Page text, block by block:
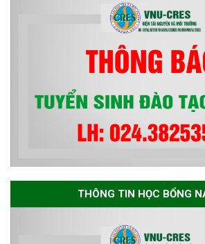
bền vững đợt
THÔNG TIN HỌC BỔNG